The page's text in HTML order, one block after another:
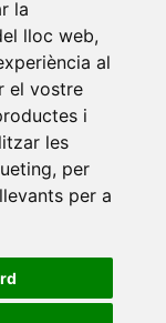
la
lloc web,
al
el vostre
i
les
, per
per a
de
•Universitat
de Girona •
Universitat
Jaume I
Hernández
•Universitat
Politècnica de
València
Ramon Llull
de Sàsser
de Vic -